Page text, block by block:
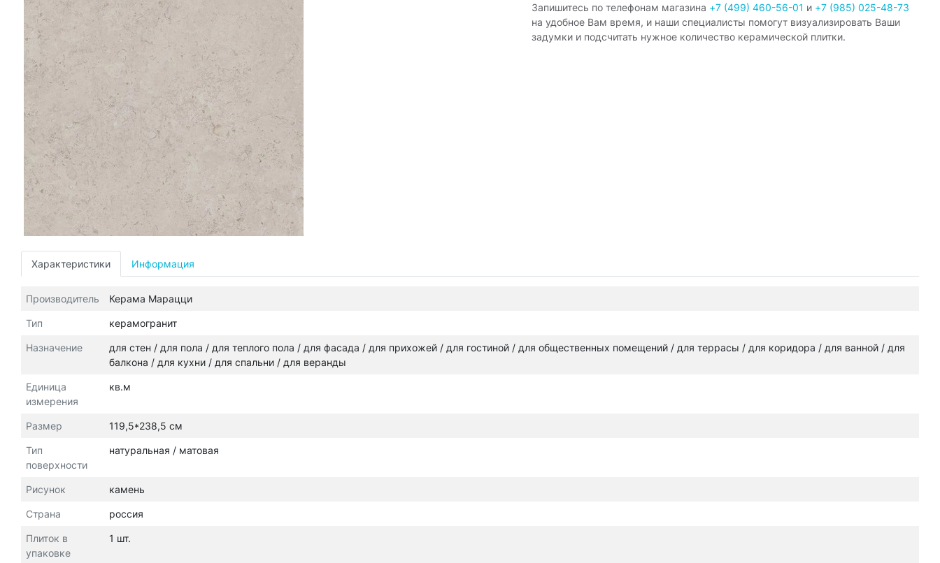
Запишитесь по телефонам магазина +7 (499) 460-56-01 и +7 (985) 025-48-73
на удобное Вам время, и наши специалисты помогут визуализировать Ваши
задумки и подсчитать нужное количество керамической плитки.
Характеристики Информация
Производитель Керама Марацци
Тип керамогранит
Назначение
для стен / для пола / для теплого пола / для фасада / для прихожей / для гостиной / для общественных помещений / для террасы / для коридора / для ванной / для
балкона / для кухни / для спальни / для веранды
Единица
измерения
кв.м
Размер 119,5*238,5 см
Тип
поверхности
натуральная / матовая
Рисунок камень
Страна россия
Плиток в
упаковке
1 шт.